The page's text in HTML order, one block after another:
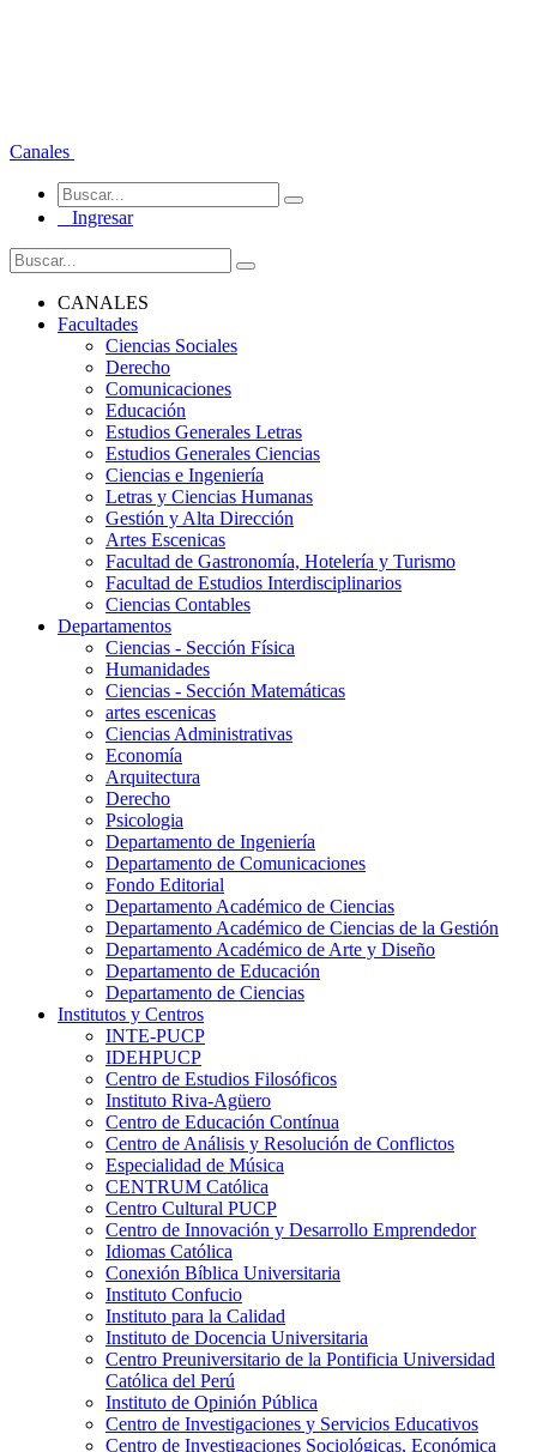
Canales
Ingresar
CANALES
Facultades
Ciencias Sociales
Derecho
Comunicaciones
Educación
Estudios Generales Letras
Estudios Generales Ciencias
Ciencias e Ingeniería
Letras y Ciencias Humanas
Gestión y Alta Dirección
Artes Escenicas
Facultad de Gastronomía, Hotelería y Turismo
Facultad de Estudios Interdisciplinarios
Ciencias Contables
Departamentos
Ciencias - Sección Física
Humanidades
Ciencias - Sección Matemáticas
artes escenicas
Ciencias Administrativas
Economía
Arquitectura
Derecho
Psicologia
Departamento de Ingeniería
Departamento de Comunicaciones
Fondo Editorial
Departamento Académico de Ciencias
Departamento Académico de Ciencias de la Gestión
Departamento Académico de Arte y Diseño
Departamento de Educación
Departamento de Ciencias
Institutos y Centros
INTE-PUCP
IDEHPUCP
Centro de Estudios Filosóficos
Instituto Riva-Agüero
Centro de Educación Contínua
Centro de Análisis y Resolución de Conflictos
Especialidad de Música
CENTRUM Católica
Centro Cultural PUCP
Centro de Innovación y Desarrollo Emprendedor
Idiomas Católica
Conexión Bíblica Universitaria
Instituto Confucio
Instituto para la Calidad
Instituto de Docencia Universitaria
Centro Preuniversitario de la Pontificia Universidad
Católica del Perú
Instituto de Opinión Pública
Centro de Investigaciones y Servicios Educativos
Centro de Investigaciones Sociológicas, Económica